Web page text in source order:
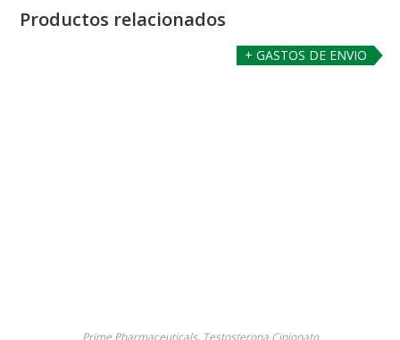
Productos relacionados
+ GASTOS DE ENVIO